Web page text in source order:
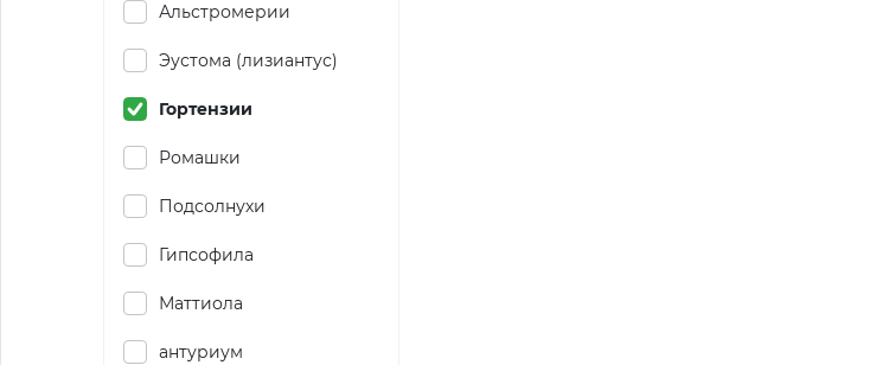
Альстромерии
Эустома (лизиантус)
Гортензии
Ромашки
Подсолнухи
Гипсофила
Маттиола
антуриум